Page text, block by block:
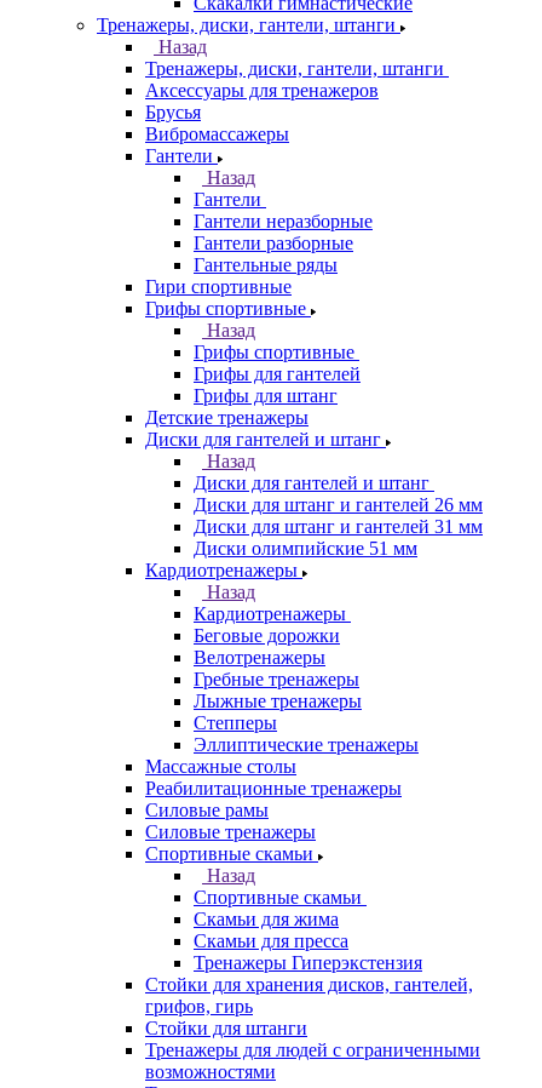
Тренажеры, диски, гантели, штанги
Назад
Тренажеры, диски, гантели, штанги
Аксессуары для тренажеров
Брусья
Вибромассажеры
Гантели
Назад
Гантели
Гантели неразборные
Гантели разборные
Гантельные ряды
Гири спортивные
Грифы спортивные
Назад
Грифы спортивные
Грифы для гантелей
Грифы для штанг
Детские тренажеры
Диски для гантелей и штанг
Назад
Диски для гантелей и штанг
Диски для штанг и гантелей 26 мм
Диски для штанг и гантелей 31 мм
Диски олимпийские 51 мм
Кардиотренажеры
Назад
Кардиотренажеры
Беговые дорожки
Велотренажеры
Гребные тренажеры
Лыжные тренажеры
Степперы
Эллиптические тренажеры
Массажные столы
Реабилитационные тренажеры
Силовые рамы
Силовые тренажеры
Спортивные скамьи
Назад
Спортивные скамьи
Скамьи для жима
Скамьи для пресса
Тренажеры Гиперэкстензия
Стойки для хранения дисков, гантелей,
грифов, гирь
Стойки для штанги
Тренажеры для людей с ограниченными
возможностями